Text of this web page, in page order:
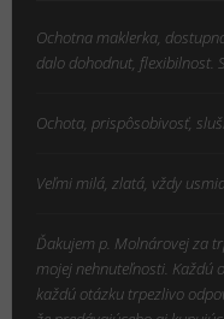
Ochotna maklerka,
dalo dohodnut, flexibilnost.
Ochota, prispôsobivosť,
Veľmi milá, zlatá, vždy
Ďakujem p. Molnárovej za
mojej nehnuteľnosti. Každú
každú otázku trpezlivo